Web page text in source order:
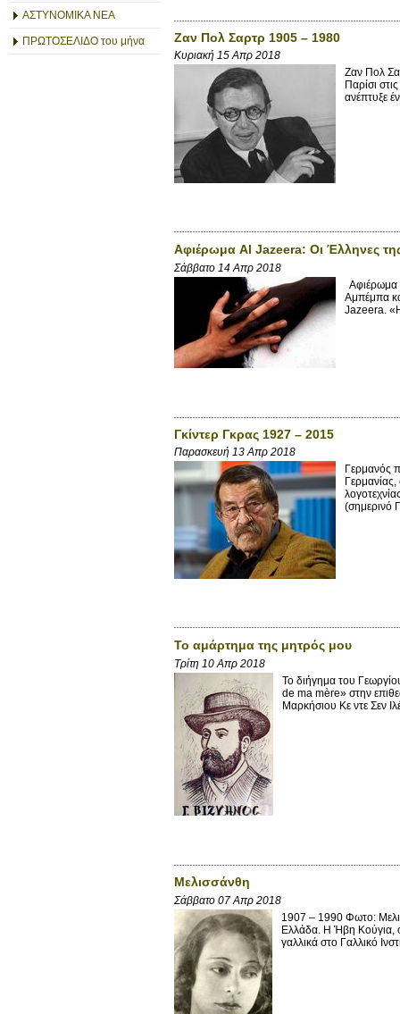
ΑΣΤΥΝΟΜΙΚΑ ΝΕΑ
ΠΡΩΤΟΣΕΛΙΔΟ του μήνα Ζαν Πολ Σαρτρ 1905 – 1980
Κυριακή 15 Απρ 2018
Ζαν Πολ
Παρίσι
ανέπτυξε
Αφιέρωμα Al Jazeera: Οι Έλληνες
Σάββατο 14 Απρ 2018
Αφιέρωμα
Αμπέμπα
Jazeera. «Η
Γκίντερ Γκρας 1927 – 2015
Παρασκευή 13 Απρ 2018
Γερμανός
(σημερινό
Το αμάρτημα της μητρός μου
Τρίτη 10 Απρ 2018
Το διήγημα του
de ma mère» στην
Μαρκήσιου Κε ντε Σεν
Μελισσάνθη
Σάββατο 07 Απρ 2018
1907 – 1990 Φωτο:
Ελλάδα. Η Ήβη Κούγια,
γαλλικά στο Γαλλικό